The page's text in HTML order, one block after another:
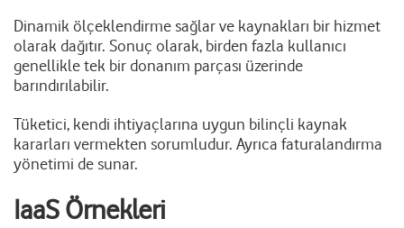
Dinamik ölçeklendirme sağlar ve kaynakları bir hizmet
olarak dağıtır. Sonuç olarak, birden fazla kullanıcı
genellikle tek bir donanım parçası üzerinde
barındırılabilir.
Tüketici, kendi ihtiyaçlarına uygun bilinçli kaynak
kararları vermekten sorumludur. Ayrıca faturalandırma
yönetimi de sunar.
IaaS Örnekleri